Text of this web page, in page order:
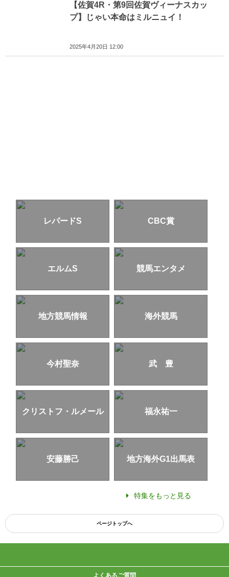
【佐賀4R・第9回佐賀ヴィーナスカッ
プ】じゃい本命はミルニュイ！
2025年4月20日 12:00
レパードS CBC賞
エルムS 競馬エンタメ
地方競馬情報 海外競馬
今村聖奈 武 豊
クリストフ・ルメール 福永祐一
安藤勝己 地方海外G1出馬表
特集をもっと見る
ページトップへ
よくあるご質問